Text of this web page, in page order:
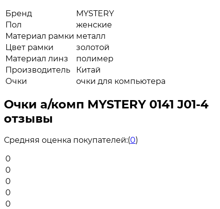
Бренд
MYSTERY
Пол
женские
Материал рамки металл
Цвет рамки
золотой
Материал линз
полимер
Производитель
Китай
Очки
очки для компьютера
Очки а/комп MYSTERY 0141 J01-4
отзывы
Средняя оценка покупателей:(0)
0
0
0
0
0